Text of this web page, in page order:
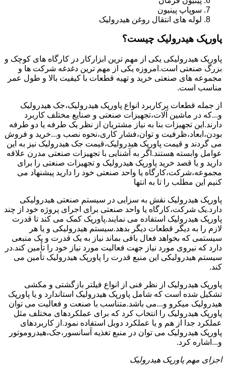
سوپاپ پینیون
لوله های انتقال روغن هیدرولیک
پاورپک هیدرولیک چیست؟
پاورپک هیدرولیکی یکی از مهم ترین ابزارکار در کارگاه های کوچک و
بزرگ صنعتی است.امروزه یکی از مهم ترین دغدغه شرکت ها و
مجموعه های صنعتی خرید و تهیه قطعات با کیفیت بالا و طول عمر
مناسب است.
از جمله قطعات پرکاربرد انواع پاورپک هیدرولیک،جک هیدرولیک
و...که در ماشین آلات،تجهیزات صنعتی و صنایع مختلف کاربرد
دارند.این تجهیزات بنا به نیاز مشتریان از نظر یک طرفه یا دو طرفه
بودن،ابعاد،ظرفیت و توان،فشار کاری،نحوه نصب و...خرید و فروش
می گردند و قیمت پاورپک هیدرولیک،قیمت جک هیدرولیک نیز به این
عوامل وابسته هستند.اگر به آشنایی با تجهیزات صنعتی مدرن علاقه
دارید و یا قصد خرید پاورپک هیدرولیک و تجهیزات صنعتی را برای
مجموعه،شرکت،کارگاه یا واحد صنعتی خود را دارید پیشنهاد می
کنیم این مطلب را تا به انتها
پاورپک هیدرولیک نقش به سزایی در سیستم صنعتی هیدرولیکی
دارد.یک شرکت،کارگاه یا واحد صنعتی برای اجرای پروژه خود از چند
پاورپک هیدرولیک استفاده می نمایند.پاورپک کمک می کند تا قدرت
لازم را به دیگر قطعات دیگر بدهد.سیستم هیدرولیکی و یا هر
سیستمی که بخواهد فعال باقی بماند نیاز به یک قدرت و یک منبعی
دارد که نیروی مورد نیاز جهت فعالیت مورد نیاز خود را تأمین کند.در
سیستم هیدرولیکی این منبع قدرت را پاورپک هیدرولیک تأمین می
کند.
پاورپک هیدرولیک از نظر فنی از انواع فیلتر بازگشتی و مکشی
تشکیل شده است که شامل پاورپک هیدرولیک استاندارد و یا پاورپک
هیدرولیک میکرو و...می باشد.متناسب با صنعت و فعالیت می توان
پاورپک هیدرولیک را انتخاب کرد که برای عملکردهای مختلف مثل
عملکرد جدا از هم و یا عملکرد دوبل استفاده نمود.از کاربردهای
پاورپک هیدرولیک می توان در منبع تغذیه آسانسور،جک،هیدروموتور
و...اشاره کرد.
اجزای مهم پاورپک هیدرولیک